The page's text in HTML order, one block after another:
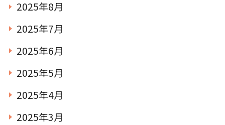
2025年8月
2025年7月
2025年6月
2025年5月
2025年4月
2025年3月